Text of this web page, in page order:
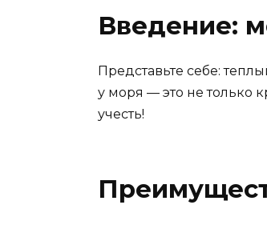
Введение:
Представьте себе:
у моря — это не только
учесть!